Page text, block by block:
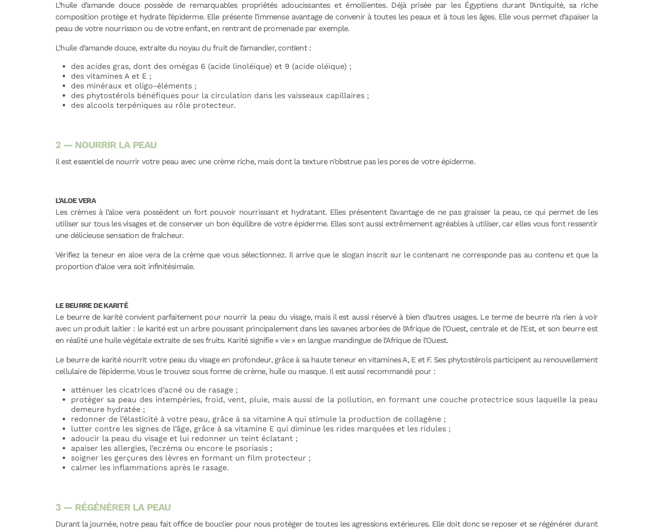
L’huile d’amande douce possède de remarquables propriétés adoucissantes et émollientes. Déjà prisée par les Égyptiens durant l’Antiquité, sa riche
composition protège et hydrate l’épiderme. Elle présente l’immense avantage de convenir à toutes les peaux et à tous les âges. Elle vous permet d’apaiser la
peau de votre nourrisson ou de votre enfant, en rentrant de promenade par exemple.
L’huile d’amande douce, extraite du noyau du fruit de l’amandier, contient :
des acides gras, dont des omégas 6 (acide linoléique) et 9 (acide oléique) ;
des vitamines A et E ;
des minéraux et oligo-éléments ;
des phytostérols bénéfiques pour la circulation dans les vaisseaux capillaires ;
des alcools terpéniques au rôle protecteur.
2 — NOURRIR LA PEAU
Il est essentiel de nourrir votre peau avec une crème riche, mais dont la texture n’obstrue pas les pores de votre épiderme.
L’ALOE VERA
Les crèmes à l’aloe vera possèdent un fort pouvoir nourrissant et hydratant. Elles présentent l’avantage de ne pas graisser la peau, ce qui permet de les
utiliser sur tous les visages et de conserver un bon équilibre de votre épiderme. Elles sont aussi extrêmement agréables à utiliser, car elles vous font ressentir
une délicieuse sensation de fraîcheur.
Vérifiez la teneur en aloe vera de la crème que vous sélectionnez. Il arrive que le slogan inscrit sur le contenant ne corresponde pas au contenu et que la
proportion d’aloe vera soit infinitésimale.
LE BEURRE DE KARITÉ
Le beurre de karité convient parfaitement pour nourrir la peau du visage, mais il est aussi réservé à bien d’autres usages. Le terme de beurre n’a rien à voir
avec un produit laitier : le karité est un arbre poussant principalement dans les savanes arborées de l’Afrique de l’Ouest, centrale et de l’Est, et son beurre est
en réalité une huile végétale extraite de ses fruits. Karité signifie « vie » en langue mandingue de l’Afrique de l’Ouest.
Le beurre de karité nourrit votre peau du visage en profondeur, grâce à sa haute teneur en vitamines A, E et F. Ses phytostérols participent au renouvellement
cellulaire de l’épiderme. Vous le trouvez sous forme de crème, huile ou masque. Il est aussi recommandé pour :
atténuer les cicatrices d’acné ou de rasage ;
protéger sa peau des intempéries, froid, vent, pluie, mais aussi de la pollution, en formant une couche protectrice sous laquelle la peau
demeure hydratée ;
redonner de l’élasticité à votre peau, grâce à sa vitamine A qui stimule la production de collagène ;
lutter contre les signes de l’âge, grâce à sa vitamine E qui diminue les rides marquées et les ridules ;
adoucir la peau du visage et lui redonner un teint éclatant ;
apaiser les allergies, l’eczéma ou encore le psoriasis ;
soigner les gerçures des lèvres en formant un film protecteur ;
calmer les inflammations après le rasage.
3 — RÉGÉNÉRER LA PEAU
Durant la journée, notre peau fait office de bouclier pour nous protéger de toutes les agressions extérieures. Elle doit donc se reposer et se régénérer durant